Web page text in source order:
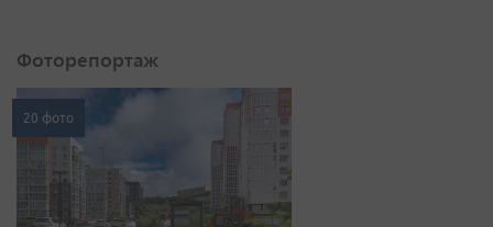
Фоторепортаж
20 фото